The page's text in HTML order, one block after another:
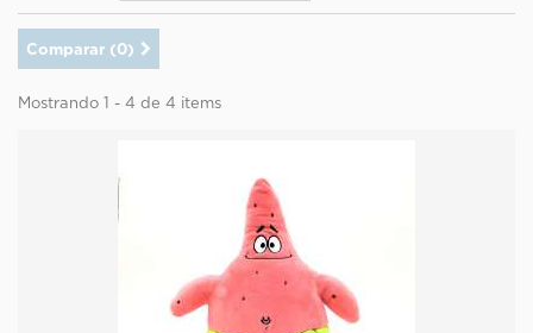
Comparar (0)
Mostrando 1 - 4 de 4 items